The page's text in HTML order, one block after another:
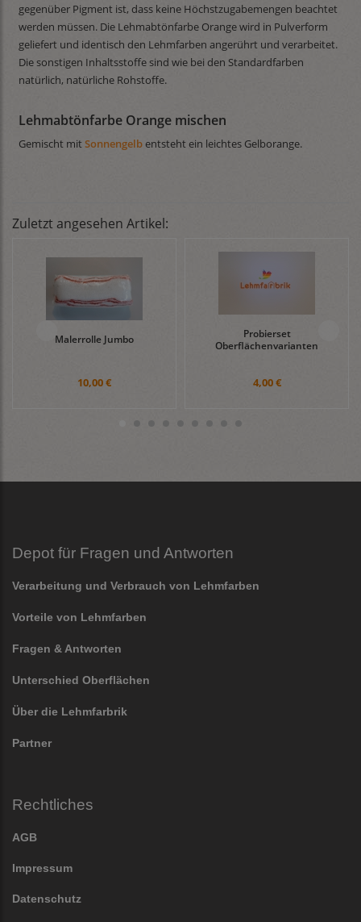
gegenüber Pigment ist, dass keine Höchstzugabemengen beachtet
werden müssen. Die Lehmabtönfarbe Orange wird in Pulverform
geliefert und identisch den Lehmfarben angerührt und verarbeitet.
Die sonstigen Inhaltsstoffe sind wie bei den Standardfarben
natürlich, natürliche Rohstoffe.
Lehmabtönfarbe Orange mischen
Gemischt mitSonnengelb entsteht ein leichtes Gelborange.
Zuletzt angesehen Artikel:
Malerrolle Jumbo
10,00 €
Probierset
Oberflächenvarianten
4,00 €
Depot für Fragen und Antworten
Verarbeitung und Verbrauch von Lehmfarben
Vorteile von Lehmfarben
Fragen & Antworten
Unterschied Oberflächen
Über die Lehmfarbrik
Partner
Rechtliches
AGB
Impressum
Datenschutz